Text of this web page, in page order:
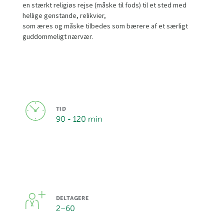
en stærkt religiøs rejse (måske til fods) til et sted med
hellige genstande, relikvier,
som æres og måske tilbedes som bærere af et særligt
guddommeligt nærvær.
TID
90 - 120 min
DELTAGERE
2–60